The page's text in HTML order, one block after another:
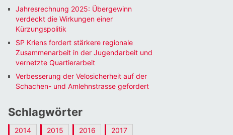
Jahresrechnung 2025: Übergewinn
verdeckt die Wirkungen einer
Kürzungspolitik
SP Kriens fordert stärkere regionale
Zusammenarbeit in der Jugendarbeit und
vernetzte Quartierarbeit
Verbesserung der Velosicherheit auf der
Schachen- und Amlehnstrasse gefordert
Schlagwörter
2014 2015 2016 2017